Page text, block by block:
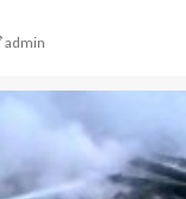
admin